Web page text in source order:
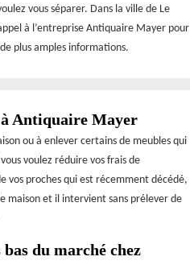
vous séparer. Dans la ville de Le
à l’entreprise Antiquaire Mayer pour
plus amples informations.
Antiquaire Mayer
ou à enlever certains de meubles qui
voulez réduire vos frais de
vos proches qui est récemment décédé,
maison et il intervient sans prélever de
du marché chez